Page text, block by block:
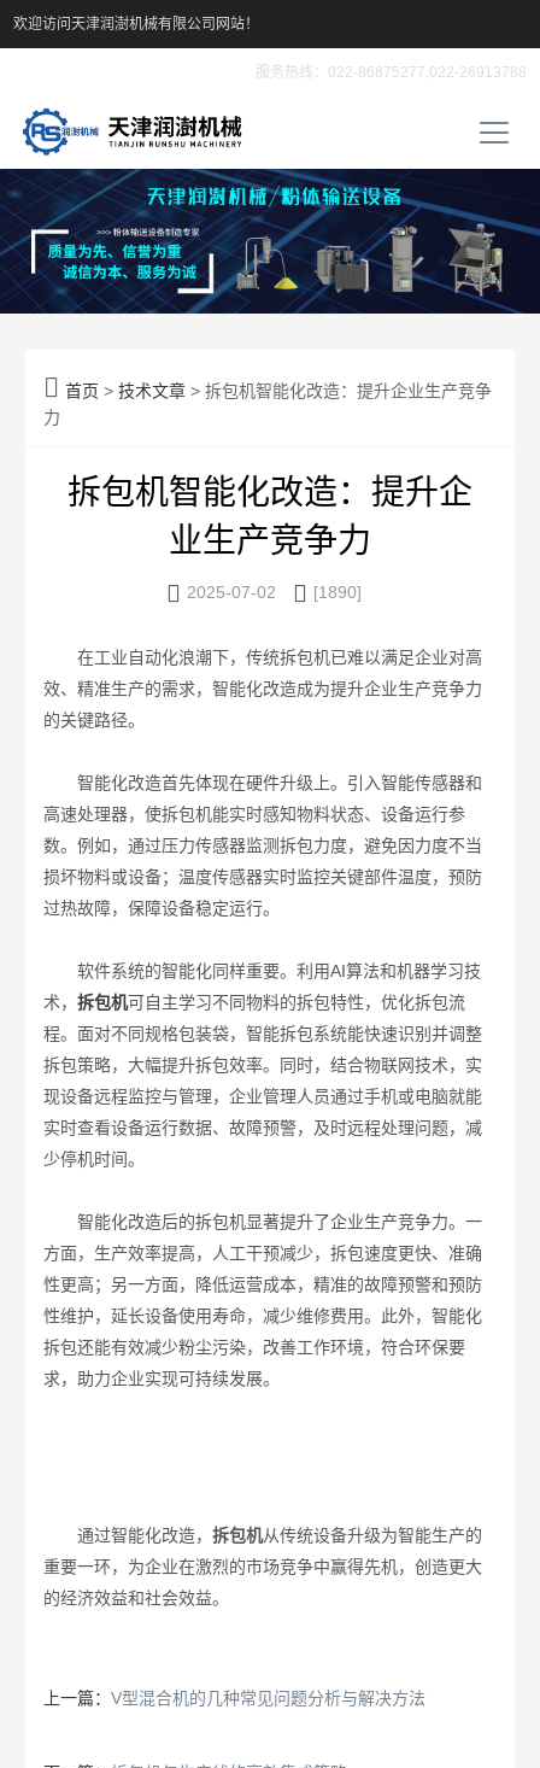
欢迎访问天津润澍机械有限公司网站！
服务热线：022-86875277,022-26913788
 首页 >技术文章 > 拆包机智能化改造：提升企业生产竞争
力
拆包机智能化改造：提升企
业生产竞争力
 2025-07-02  [1890]
在工业自动化浪潮下，传统拆包机已难以满足企业对高
效、精准生产的需求，智能化改造成为提升企业生产竞争力
的关键路径。​
智能化改造首先体现在硬件升级上。引入智能传感器和
高速处理器，使拆包机能实时感知物料状态、设备运行参
数。例如，通过压力传感器监测拆包力度，避免因力度不当
损坏物料或设备；温度传感器实时监控关键部件温度，预防
过热故障，保障设备稳定运行。​
软件系统的智能化同样重要。利用AI算法和机器学习技
术，拆包机可自主学习不同物料的拆包特性，优化拆包流
程。面对不同规格包装袋，智能拆包系统能快速识别并调整
拆包策略，大幅提升拆包效率。同时，结合物联网技术，实
现设备远程监控与管理，企业管理人员通过手机或电脑就能
实时查看设备运行数据、故障预警，及时远程处理问题，减
少停机时间。​
智能化改造后的拆包机显著提升了企业生产竞争力。一
方面，生产效率提高，人工干预减少，拆包速度更快、准确
性更高；另一方面，降低运营成本，精准的故障预警和预防
性维护，延长设备使用寿命，减少维修费用。此外，智能化
拆包还能有效减少粉尘污染，改善工作环境，符合环保要
求，助力企业实现可持续发展。​
通过智能化改造，拆包机从传统设备升级为智能生产的
重要一环，为企业在激烈的市场竞争中赢得先机，创造更大
的经济效益和社会效益。
上一篇：V型混合机的几种常见问题分析与解决方法